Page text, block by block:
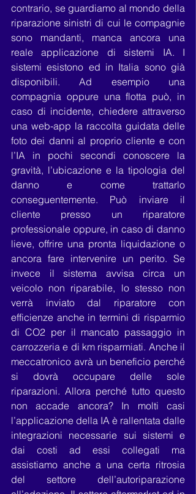
contrario, se guardiamo al mondo della
riparazione sinistri di cui le compagnie
sono mandanti, manca ancora una
reale applicazione di sistemi IA. I
sistemi esistono ed in Italia sono già
disponibili. Ad esempio una
compagnia oppure una flotta può, in
caso di incidente, chiedere attraverso
una web-app la raccolta guidata delle
foto dei danni al proprio cliente e con
l’IA in pochi secondi conoscere la
gravità, l’ubicazione e la tipologia del
danno e come trattarlo
conseguentemente. Può inviare il
cliente presso un riparatore
professionale oppure, in caso di danno
lieve, offrire una pronta liquidazione o
ancora fare intervenire un perito. Se
invece il sistema avvisa circa un
veicolo non riparabile, lo stesso non
verrà inviato dal riparatore con
efficienze anche in termini di risparmio
di CO2 per il mancato passaggio in
carrozzeria e di km risparmiati. Anche il
meccatronico avrà un beneficio perché
si dovrà occupare delle sole
riparazioni. Allora perché tutto questo
non accade ancora? In molti casi
l’applicazione della IA è rallentata dalle
integrazioni necessarie sui sistemi e
dai costi ad essi collegati ma
assistiamo anche a una certa ritrosia
del settore dell’autoriparazione